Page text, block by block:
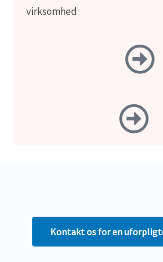
virksomhed
Kontakt os for en